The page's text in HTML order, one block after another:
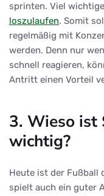
sprinten. Viel
loszulaufen. Somit
regelmäßig mit
werden. Denn nur
schnell reagieren,
Antritt einen Vorteil
3. Wieso ist
wichtig?
Heute ist der Fußball
spielt auch ein guter